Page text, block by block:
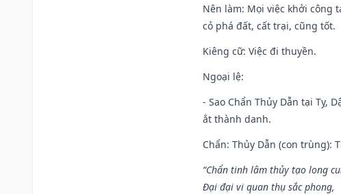
Nên làm: Mọi việc khởi công
cỏ phá đất, cất trại, cũng tốt.
Kiêng cữ: Việc đi thuyền.
Ngoại lệ:
- Sao Chẩn Thủy Dẫn tại Tỵ,
ắt thành danh.
Chẩn: Thủy Dẫn (con trùng):
“Chẩn tinh lâm thủy tạo long
Đại đại vi quan thụ sắc phong,